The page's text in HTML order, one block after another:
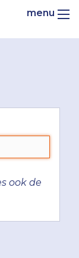
ook de